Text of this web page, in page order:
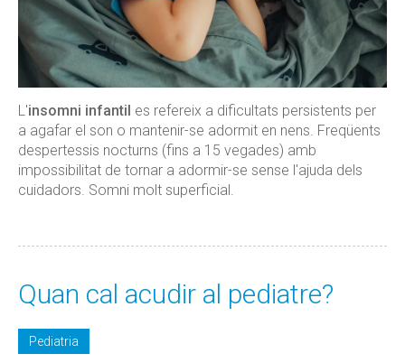
L'insomni infantil es refereix a dificultats persistents per
a agafar el son o mantenir-se adormit en nens. Freqüents
despertessis nocturns (fins a 15 vegades) amb
impossibilitat de tornar a adormir-se sense l'ajuda dels
cuidadors. Somni molt superficial.
Quan cal acudir al pediatre?
Pediatria